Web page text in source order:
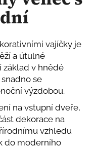
vajíčky je
a útulné
základ v hnědé
se
výzdobou.
na vstupní dveře,
dekorace na
vzhledu
do moderního